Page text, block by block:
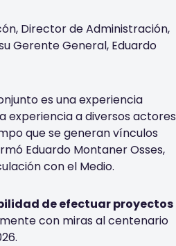
Director de Administración,
Gerente General, Eduardo
es una experiencia
experiencia a diversos actores
que se generan vínculos
Eduardo Montaner Osses,
con el Medio.
de efectuar proyectos
con miras al centenario